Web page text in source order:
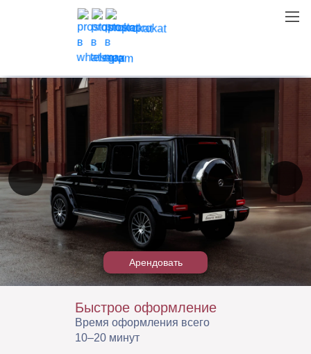
Аренда Mercedes G350
Арендовать
Быстрое оформление
Время оформления всего
10–20 минут